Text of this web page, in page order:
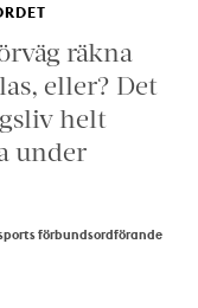
räkna
eller? Det
helt
under
förbundsordförande